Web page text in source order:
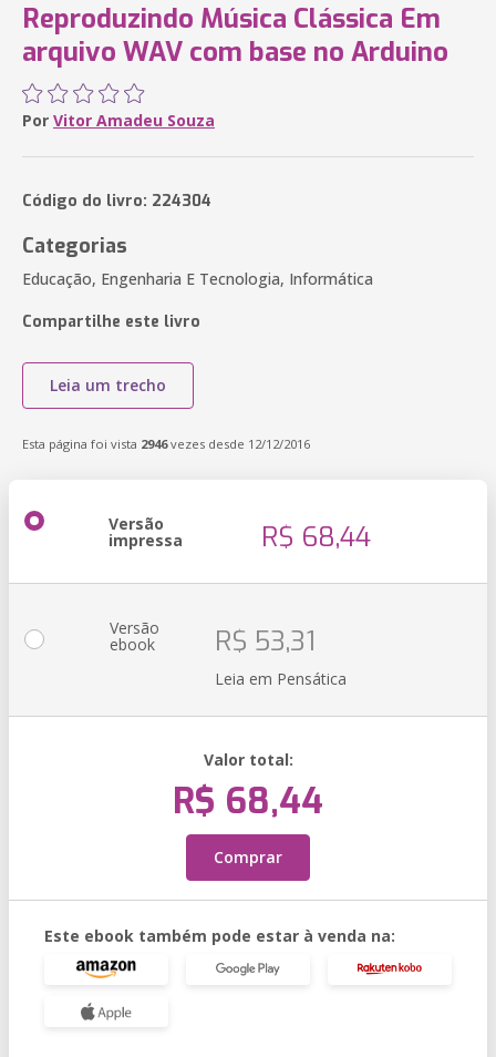
Reproduzindo Música Clássica Em
arquivo WAV com base no Arduino
Por Vitor Amadeu Souza
Código do livro: 224304
Categorias
Educação, Engenharia E Tecnologia, Informática
Compartilhe este livro
Leia um trecho
Esta página foi vista 2946vezes desde 12/12/2016
Versão
impressa R$ 68,44
Versão
ebook R$ 53,31
Leia em Pensática
Valor total:
R$ 68,44
Comprar
Este ebook também pode estar à venda na: